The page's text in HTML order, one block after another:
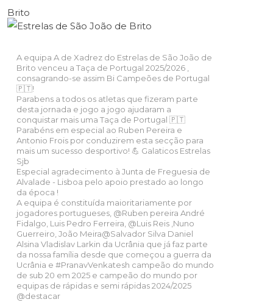
A equipa A de Xadrez do Estrelas de São João de
Brito venceu a Taça de Portugal 2025/2026 ,
consagrando-se assim Bi Campeões de Portugal
🇵🇹!
Parabens a todos os atletas que fizeram parte
desta jornada e jogo a jogo ajudaram a
conquistar mais uma Taça de Portugal 🇵🇹
Parabéns em especial ao Ruben Pereira e
Antonio Frois por conduzirem esta secção para
mais um sucesso desportivo! 💪 Galaticos Estrelas
Sjb
Especial agradecimento à Junta de Freguesia de
Alvalade - Lisboa pelo apoio prestado ao longo
da época !
A equipa é constituída maioritariamente por
jogadores portugueses, @Ruben pereira André
Fidalgo, Luis Pedro Ferreira, @Luis Reis ,Nuno
Guerreiro, João Meira@Salvador Silva Daniel
Alsina Vladislav Larkin da Ucrânia que já faz parte
da nossa família desde que começou a guerra da
Ucrânia e #PranavVenkatesh campeão do mundo
de sub 20 em 2025 e campeão do mundo por
equipas de rápidas e semi rápidas 2024/2025
@destacar